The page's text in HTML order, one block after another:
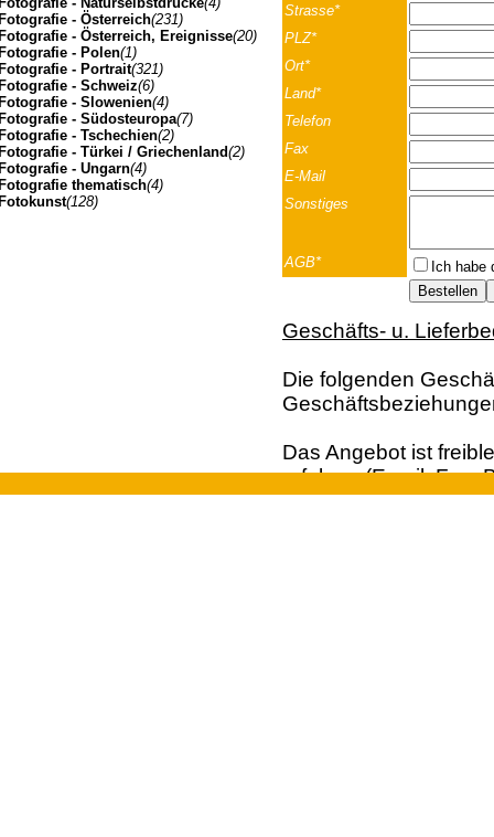
- Österreich(231)
- Österreich, Ereignisse(20)
- Polen(1)
- Portrait(321)
- Schweiz(6)
- Slowenien(4)
- Südosteuropa(7)
- Tschechien(2)
- Türkei / Griechenland(2)
- Ungarn(4)
thematisch(4)
(128)
Strasse*
PLZ*
Ort*
Land*
Telefon
Fax
E-Mail
Sonstiges
AGB* Ich habe
Geschäfts- u.
Die folgenden
Das Angebot ist
erfolgen (Email; Fax;
Vertragsangebot. Die